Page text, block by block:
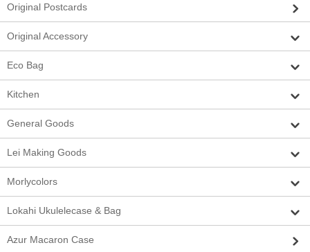
Original Postcards
Original Accessory
Eco Bag
Kitchen
General Goods
Lei Making Goods
Morlycolors
Lokahi Ukulelecase & Bag
Azur Macaron Case